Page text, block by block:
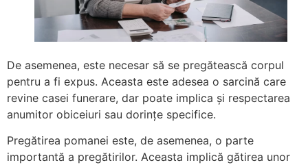
De asemenea, este necesar să se pregătească corpul
pentru a fi expus. Aceasta este adesea o sarcină care
revine casei funerare, dar poate implica și respectarea
anumitor obiceiuri sau dorințe specifice.
Pregătirea pomanei este, de asemenea, o parte
importantă a pregătirilor. Aceasta implică gătirea unor